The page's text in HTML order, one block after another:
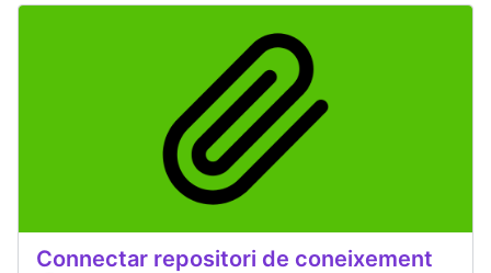
Connectar repositori de coneixement